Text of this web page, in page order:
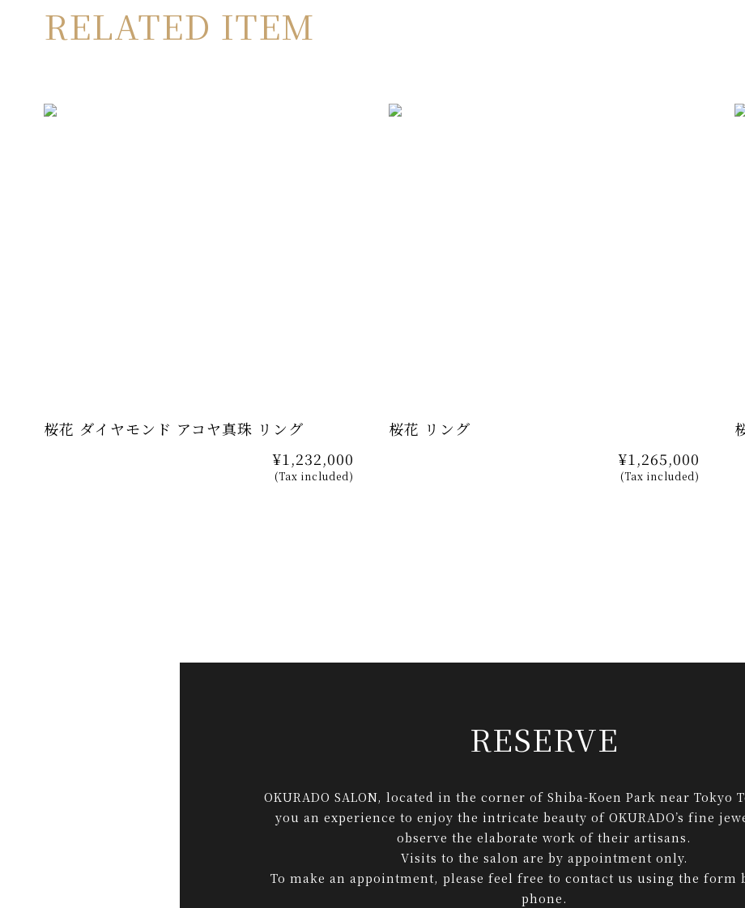
セット
RELATED ITEM
桜花 ダイヤモンド アコヤ真珠 リング
¥1,232,000
(Tax included)
桜花 リング
¥1,265,000
(Tax included)
RESERVE
OKURADO SALON, located in the corner of Shiba-Koen Park near Tokyo
you an experience to enjoy the intricate beauty of OKURADO’s fine
observe the elaborate work of their artisans.
Visits to the salon are by appointment only.
To make an appointment, please feel free to contact us using the form
phone.